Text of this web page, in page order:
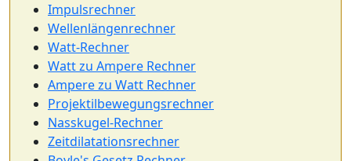
Impulsrechner
Wellenlängenrechner
Watt-Rechner
Watt zu Ampere Rechner
Ampere zu Watt Rechner
Projektilbewegungsrechner
Nasskugel-Rechner
Zeitdilatationsrechner